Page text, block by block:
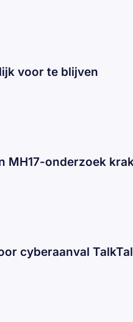
voor te blijven
MH17-onderzoek
cyberaanval